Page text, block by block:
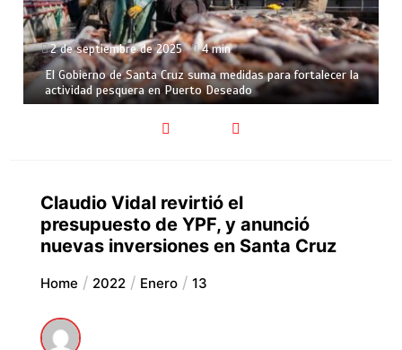
2 de septiembre de 2025 4 min
El Gobierno de Santa Cruz suma medidas para fortalecer la
actividad pesquera en Puerto Deseado
Claudio Vidal revirtió el
presupuesto de YPF, y anunció
nuevas inversiones en Santa Cruz
Home 2022 Enero 13